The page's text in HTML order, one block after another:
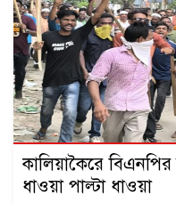
কালিয়াকৈরে
ধাওয়া পাল্টা ধাওয়া